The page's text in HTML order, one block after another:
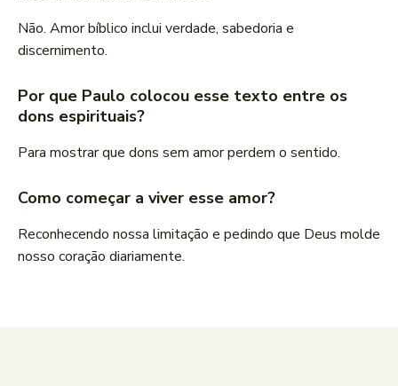
Não. Amor bíblico inclui verdade, sabedoria e
discernimento.
Por que Paulo colocou esse texto entre os
dons espirituais?
Para mostrar que dons sem amor perdem o sentido.
Como começar a viver esse amor?
Reconhecendo nossa limitação e pedindo que Deus molde
nosso coração diariamente.